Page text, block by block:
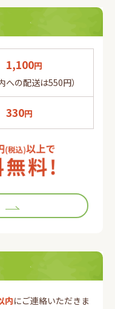
1,100円
への配送は550円）
330円
内にご連絡いただきま